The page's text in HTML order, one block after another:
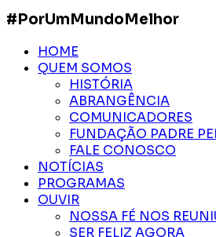
#PorUmMundoMelhor
HOME
QUEM SOMOS
HISTÓRIA
ABRANGÊNCIA
COMUNICADORES
FUNDAÇÃO PADRE
FALE CONOSCO
NOTÍCIAS
PROGRAMAS
OUVIR
NOSSA FÉ NOS
SER FELIZ AGORA